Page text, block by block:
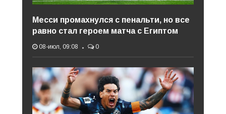
Месси промахнулся с пенальти, но все
равно стал героем матча с Египтом
08-июл, 09:08 0